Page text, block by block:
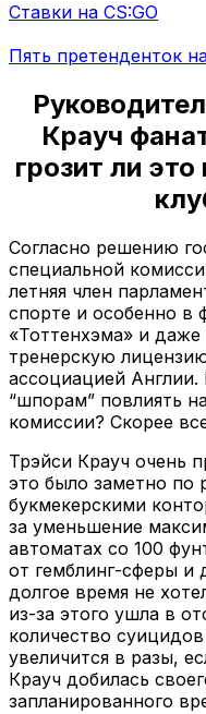
Ставки на CS:GO
Пять претенденток
Крауч
грозит ли
Согласно решению
специальной
летняя член
спорте и особенно в
«Тоттенхэма» и
тренерскую
ассоциацией
“шпорам” повлиять
комиссии? Скорее
Трэйси Крауч очень
это было заметно по
букмекерскими
за уменьшение
автоматах со 100
от гемблинг-сферы и
долгое время не
из-за этого ушла в
количество
увеличится в разы,
Крауч добилась
запланированного